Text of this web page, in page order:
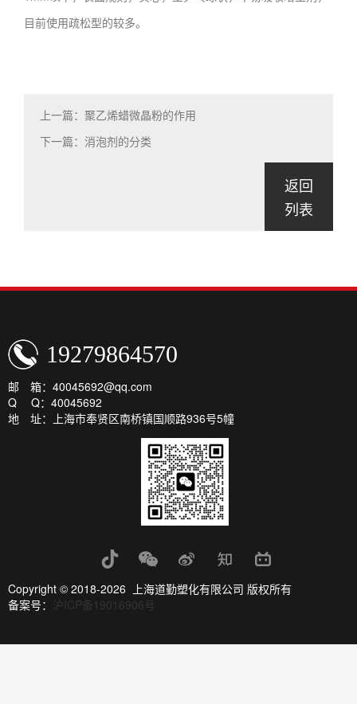
目前使用疏松型的较多。
上一篇：聚乙烯蜡微晶粉的作用
下一篇：消泡剂的分类
返回
列表
19279864570
邮 箱：40045692@qq.com
Q Q：40045692
地 址：上海市奉贤区南桥镇国顺路936号5幢
Copyright © 2018-2026 上海道勤塑化有限公司 版权所有
备案号： 沪ICP备19016906号